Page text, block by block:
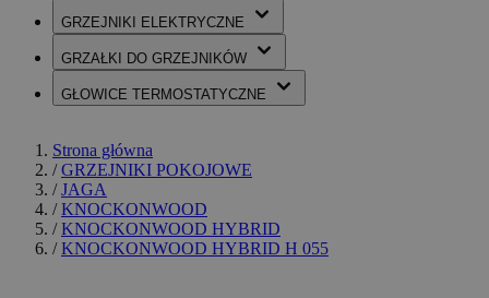
GRZEJNIKI ELEKTRYCZNE
GRZAŁKI DO GRZEJNIKÓW
GŁOWICE TERMOSTATYCZNE
Strona główna
/ GRZEJNIKI POKOJOWE
/ JAGA
/ KNOCKONWOOD
/ KNOCKONWOOD HYBRID
/ KNOCKONWOOD HYBRID H 055